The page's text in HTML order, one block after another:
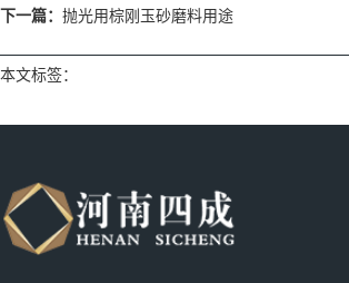
下一篇： 抛光用棕刚玉砂磨料用途
本文标签：